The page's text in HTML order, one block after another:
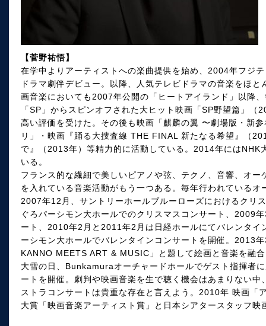
【菅野祐悟】
在学中よりアーティストへの楽曲提供を始め、2004年フジ
ドラマ劇伴デビュー。以降、人気テレビドラマの音楽をほ
画音楽においても2007年公開の「ヒートアイランド」以降
「SP」からスピンオフされた大ヒット映画「SP野望篇」
高い評価を受けた。その後も映画「麒麟の翼 〜劇場版・新
リ」・映画『踊る大捜査線 THE FINAL 新たなる希望』（
で』（2013年）等精力的に活動している。2014年にはNHK
いる。
フランス的な繊細で美しいピアノや弦、テクノ、音響、オ
を入れている音楽活動がもう一つある。毎年行われている
2007年12月、サントリーホールブルーローズにおけるクリ
ぐろパーシモン大ホールでのクリスマスコンサート、2009
ート、2010年2月と2011年2月は日経ホールにてバレンタ
ーシモン大ホールでバレンタインコンサートを開催。2013
KANNO MEETS ART & MUSIC」と題して絵画と音楽を融
大雪の日、Bunkamuraオーチャードホールでゲスト指揮者
ートを開催。劇判や映画音楽を生で聴く機会はあまりない
ストラコンサートは貴重な存在と言えよう。2010年 映画
大賞「映画音楽アーティスト賞」と日本シアタースタッフ映